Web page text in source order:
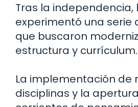
Tras la independencia,
experimentó una serie
que buscaron
estructura y currículum.
La implementación de
disciplinas y la